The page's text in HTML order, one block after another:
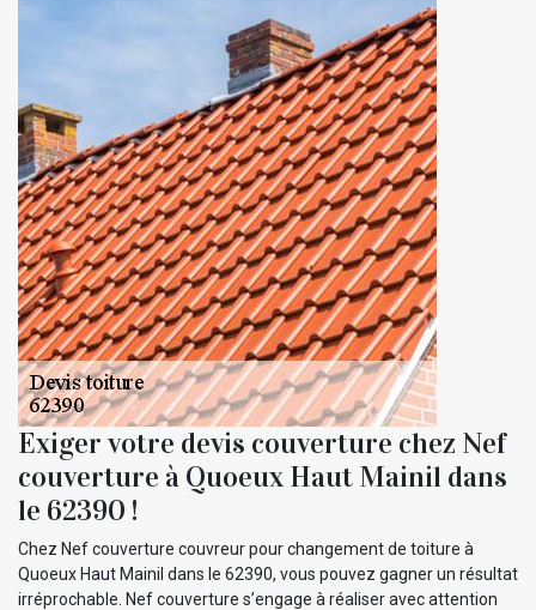
Exiger votre devis couverture chez Nef
couverture à Quoeux Haut Mainil dans
le 62390 !
Chez Nef couverture couvreur pour changement de toiture à
Quoeux Haut Mainil dans le 62390, vous pouvez gagner un résultat
irréprochable. Nef couverture s’engage à réaliser avec attention